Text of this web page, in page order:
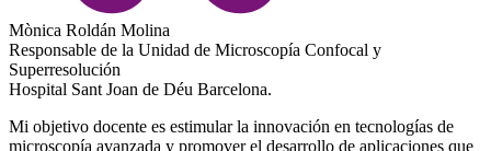
Mònica Roldán Molina
Responsable de la Unidad de Microscopía Confocal y
Superresolución
Hospital Sant Joan de Déu Barcelona.
Mi objetivo docente es estimular la innovación en tecnologías de
microscopía avanzada y promover el desarrollo de aplicaciones que